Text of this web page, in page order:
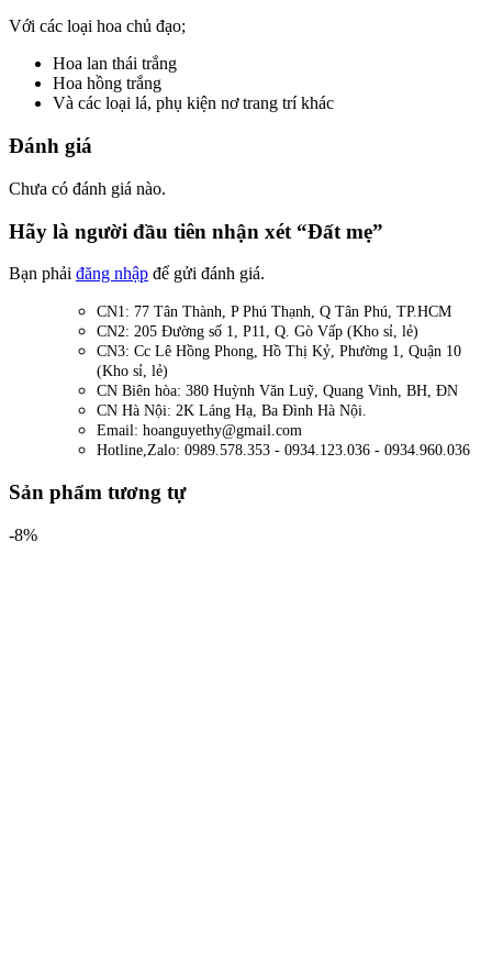
Với các loại hoa chủ đạo;
Hoa lan thái trắng
Hoa hồng trắng
Và các loại lá, phụ kiện nơ trang trí khác
Đánh giá
Chưa có đánh giá nào.
Hãy là người đầu tiên nhận xét “Đất mẹ”
Bạn phải đăng nhập để gửi đánh giá.
CN1: 77 Tân Thành, P Phú Thạnh, Q Tân Phú, TP.HCM
CN2: 205 Đường số 1, P11, Q. Gò Vấp (Kho sỉ, lẻ)
CN3: Cc Lê Hồng Phong, Hồ Thị Kỷ, Phường 1, Quận 10
(Kho sỉ, lẻ)
CN Biên hòa: 380 Huỳnh Văn Luỹ, Quang Vinh, BH, ĐN
CN Hà Nội: 2K Láng Hạ, Ba Đình Hà Nội.
Email: hoanguyethy@gmail.com
Hotline,Zalo: 0989.578.353 - 0934.123.036 - 0934.960.036
Sản phẩm tương tự
-8%